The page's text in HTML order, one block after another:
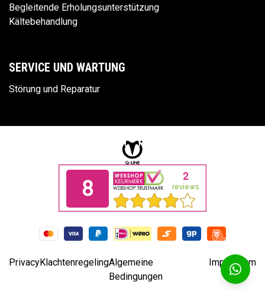
Begleitende Erholungsunterstützung
Kältebehandlung
SERVICE UND WARTUNG
Störung und Reparatur
PrivacyKlachtenregelingAlgemeine
Bedingungen
Impressum